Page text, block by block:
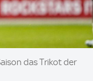
das Trikot der